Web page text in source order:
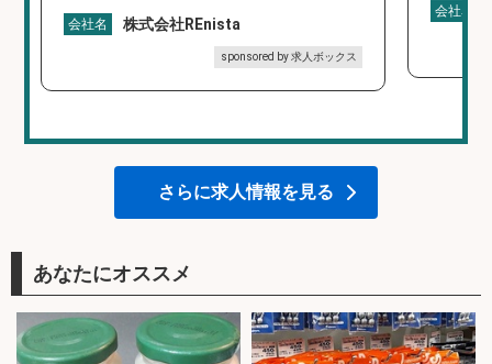
会社名 株式会社REnista
sponsored by 求人ボックス
会社名
さらに求人情報を見る
あなたにオススメ